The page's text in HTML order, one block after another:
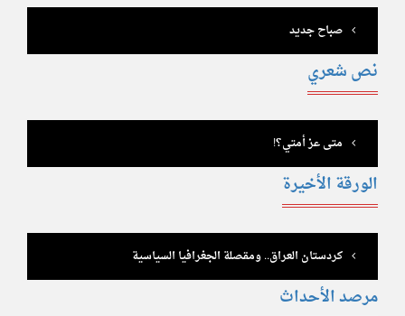
صباح جديد
نص شعري
متى عز أمتي؟!
الورقة الأخيرة
كردستان العراق.. ومقصلة الجغرافيا السياسية
مرصد الأحداث